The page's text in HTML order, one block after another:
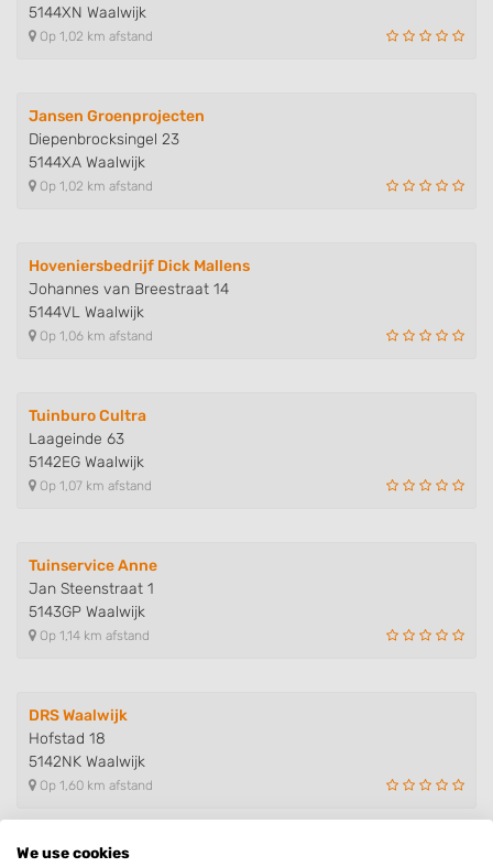
5144XN Waalwijk
Op 1,02 km afstand
Jansen Groenprojecten
Diepenbrocksingel 23
5144XA Waalwijk
Op 1,02 km afstand
Hoveniersbedrijf Dick Mallens
Johannes van Breestraat 14
5144VL Waalwijk
Op 1,06 km afstand
Tuinburo Cultra
Laageinde 63
5142EG Waalwijk
Op 1,07 km afstand
Tuinservice Anne
Jan Steenstraat 1
5143GP Waalwijk
Op 1,14 km afstand
DRS Waalwijk
Hofstad 18
5142NK Waalwijk
Op 1,60 km afstand
We use cookies